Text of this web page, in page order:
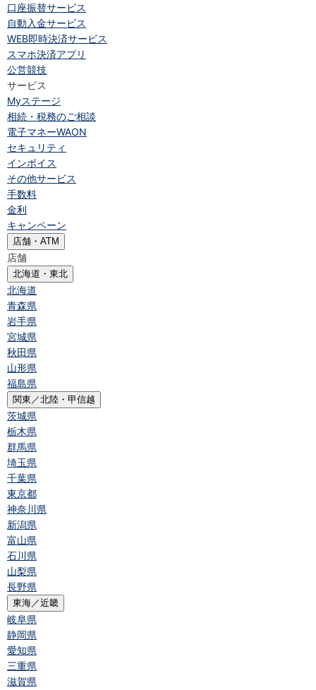
口座振替サービス
自動入金サービス
WEB即時決済サービス
スマホ決済アプリ
公営競技
サービス
Myステージ
相続・税務のご相談
電子マネーWAON
セキュリティ
インボイス
その他サービス
手数料
金利
キャンペーン
店舗・ATM
店舗
北海道・東北
北海道
青森県
岩手県
宮城県
秋田県
山形県
福島県
関東／北陸・甲信越
茨城県
栃木県
群馬県
埼玉県
千葉県
東京都
神奈川県
新潟県
富山県
石川県
山梨県
長野県
東海／近畿
岐阜県
静岡県
愛知県
三重県
滋賀県